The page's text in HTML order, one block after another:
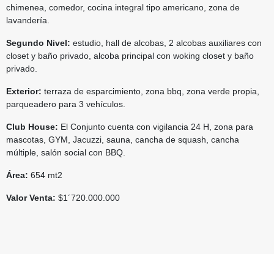
chimenea, comedor, cocina integral tipo americano, zona de
lavandería.
Segundo Nivel: estudio, hall de alcobas, 2 alcobas auxiliares con
closet y baño privado, alcoba principal con woking closet y baño
privado.
Exterior: terraza de esparcimiento, zona bbq, zona verde propia,
parqueadero para 3 vehículos.
Club House: El Conjunto cuenta con vigilancia 24 H, zona para
mascotas, GYM, Jacuzzi, sauna, cancha de squash, cancha
múltiple, salón social con BBQ.
Área: 654 mt2
Valor Venta: $1´720.000.000